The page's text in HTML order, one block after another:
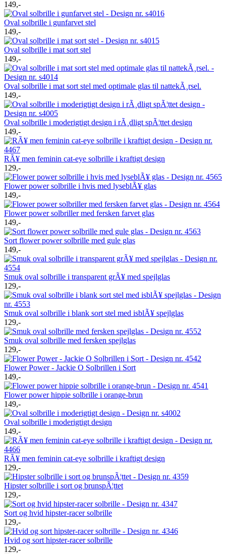
149,-
Oval solbrille i gunfarvet stel
149,-
Oval solbrille i mat sort stel
149,-
Oval solbrille i mat sort stel med optimale glas til nattekÃ¸rsel.
149,-
Oval solbrille i moderigtigt design i rÃ¸dligt spÃ¦ttet design
149,-
RÃ¥ men feminin cat-eye solbrille i kraftigt design
129,-
Flower power solbrille i hvis med lyseblÃ¥ glas
149,-
Flower power solbriller med fersken farvet glas
149,-
Sort flower power solbrille med gule glas
149,-
Smuk oval solbrille i transparent grÃ¥ med spejlglas
129,-
Smuk oval solbrille i blank sort stel med isblÃ¥ spejlglas
129,-
Smuk oval solbrille med fersken spejlglas
129,-
Flower Power - Jackie O Solbrillen i Sort
149,-
Flower power hippie solbrille i orange-brun
149,-
Oval solbrille i moderigtigt design
149,-
RÃ¥ men feminin cat-eye solbrille i kraftigt design
129,-
Hipster solbrille i sort og brunspÃ¦ttet
129,-
Sort og hvid hipster-racer solbrille
129,-
Hvid og sort hipster-racer solbrille
129,-